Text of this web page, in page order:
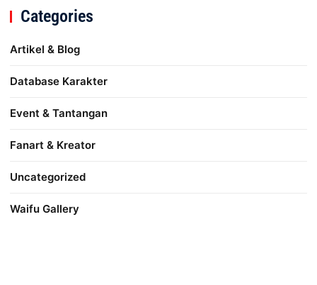
Categories
Artikel & Blog
Database Karakter
Event & Tantangan
Fanart & Kreator
Uncategorized
Waifu Gallery